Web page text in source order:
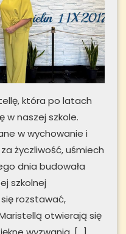
która po latach
w naszej szkole.
w wychowanie i
życzliwość, uśmiech
dnia budowała
szkolnej
rozstawać,
otwierają się